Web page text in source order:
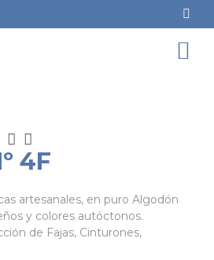
4F
artesanales, en puro Algodón
y colores autóctonos.
de Fajas, Cinturones,